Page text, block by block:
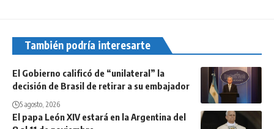
También podría interesarte
El Gobierno calificó de “unilateral” la
decisión de Brasil de retirar a su embajador
5 agosto, 2026
El papa León XIV estará en la Argentina del